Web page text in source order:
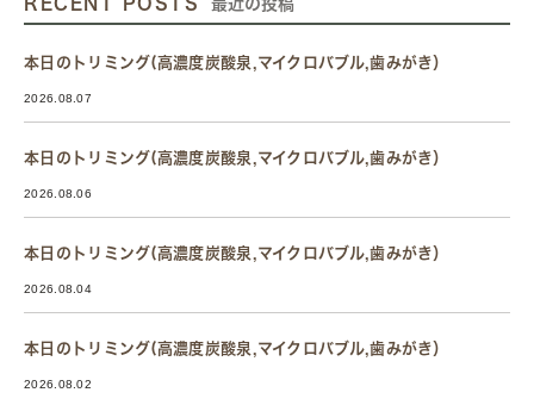
最近の投稿
本日のトリミング(高濃度炭酸泉,マイクロバブル,歯みがき）
2026.08.07
本日のトリミング(高濃度炭酸泉,マイクロバブル,歯みがき）
2026.08.06
本日のトリミング(高濃度炭酸泉,マイクロバブル,歯みがき）
2026.08.04
本日のトリミング(高濃度炭酸泉,マイクロバブル,歯みがき）
2026.08.02